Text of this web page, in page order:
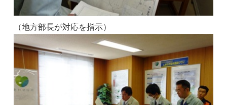
（地方部長が対応を指示）